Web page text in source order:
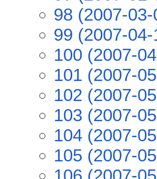
98 (2007-
99 (2007-
100 (2007-
101 (2007-
102 (2007-
103 (2007-
104 (2007-
105 (2007-
106 (2007-